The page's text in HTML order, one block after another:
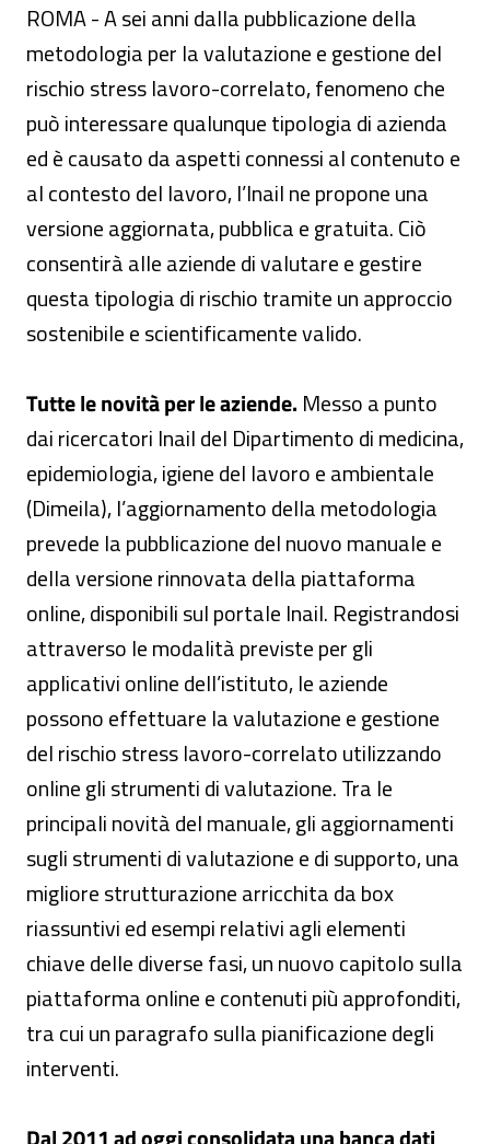
ROMA - A sei anni dalla pubblicazione della
metodologia per la valutazione e gestione del
rischio stress lavoro-correlato, fenomeno che
può interessare qualunque tipologia di azienda
ed è causato da aspetti connessi al contenuto e
al contesto del lavoro, l’Inail ne propone una
versione aggiornata, pubblica e gratuita. Ciò
consentirà alle aziende di valutare e gestire
questa tipologia di rischio tramite un approccio
sostenibile e scientificamente valido.
Tutte le novità per le aziende. Messo a punto
dai ricercatori Inail del Dipartimento di medicina,
epidemiologia, igiene del lavoro e ambientale
(Dimeila), l’aggiornamento della metodologia
prevede la pubblicazione del nuovo manuale e
della versione rinnovata della piattaforma
online, disponibili sul portale Inail. Registrandosi
attraverso le modalità previste per gli
applicativi online dell’istituto, le aziende
possono effettuare la valutazione e gestione
del rischio stress lavoro-correlato utilizzando
online gli strumenti di valutazione. Tra le
principali novità del manuale, gli aggiornamenti
sugli strumenti di valutazione e di supporto, una
migliore strutturazione arricchita da box
riassuntivi ed esempi relativi agli elementi
chiave delle diverse fasi, un nuovo capitolo sulla
piattaforma online e contenuti più approfonditi,
tra cui un paragrafo sulla pianificazione degli
interventi.